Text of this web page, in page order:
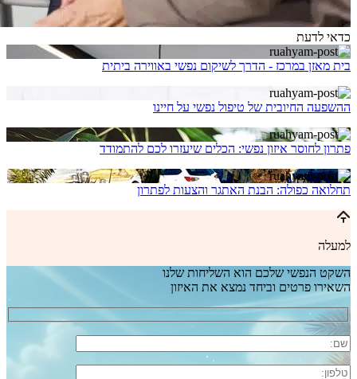
כדאי לדעת
בית מאזן במרכז - הדרך לשיקום נפשי באווירה ביתית
ההשפעה החיובית של טיפול נפשי על חיינו
פתרון לחוסר איזון נפשי: הכלים שיעזרו לכם להתמודד
תחלואה כפולה: הבנת האתגר והצעות לפתרון
למעלה
השקט הנפשי שלכם הוא השליחות שלנו
השאירו פרטים וביחד נמצא את האיזון